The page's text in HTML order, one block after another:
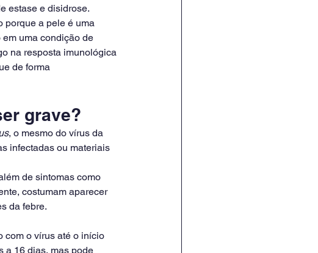
estase e disidrose.
porque a pele é uma
uma condição de
na resposta imunológica
de forma
grave?
, o mesmo do vírus da
infectadas ou materiais
de sintomas como
costumam aparecer
da febre.
com o vírus até o início
a 16 dias, mas pode